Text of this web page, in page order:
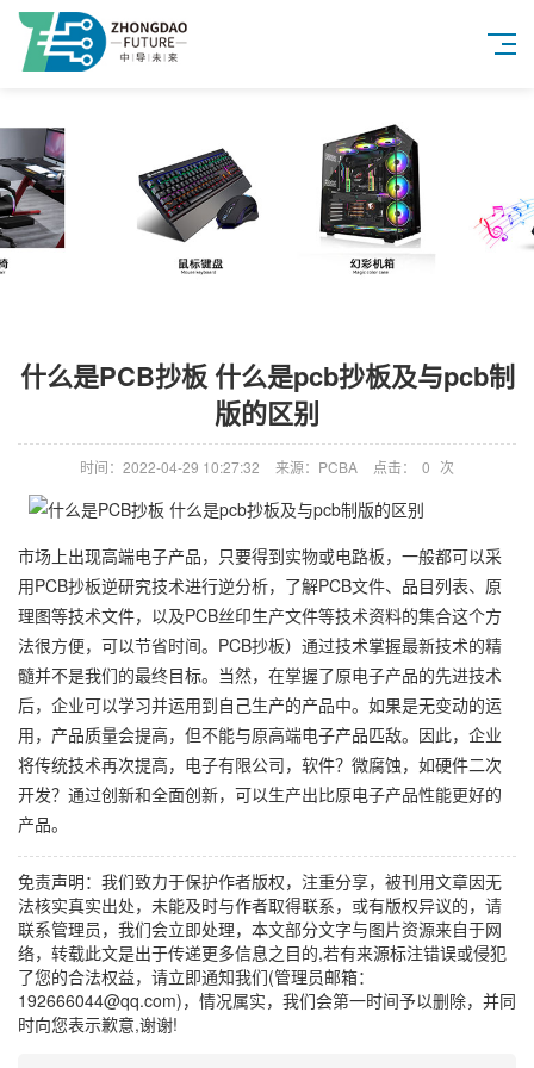
什么是PCB抄板 什么是pcb抄板及与pcb制
版的区别
时间：2022-04-29 10:27:32 来源：PCBA 点击： 0 次
市场上出现高端电子产品，只要得到实物或电路板，一般都可以采
用PCB抄板逆研究技术进行逆分析，了解PCB文件、品目列表、原
理图等技术文件，以及PCB丝印生产文件等技术资料的集合这个方
法很方便，可以节省时间。PCB抄板）通过技术掌握最新技术的精
髓并不是我们的最终目标。当然，在掌握了原电子产品的先进技术
后，企业可以学习并运用到自己生产的产品中。如果是无变动的运
用，产品质量会提高，但不能与原高端电子产品匹敌。因此，企业
将传统技术再次提高，电子有限公司，软件？微腐蚀，如硬件二次
开发？通过创新和全面创新，可以生产出比原电子产品性能更好的
产品。
免责声明：我们致力于保护作者版权，注重分享，被刊用文章因无
法核实真实出处，未能及时与作者取得联系，或有版权异议的，请
联系管理员，我们会立即处理，本文部分文字与图片资源来自于网
络，转载此文是出于传递更多信息之目的,若有来源标注错误或侵犯
了您的合法权益，请立即通知我们(管理员邮箱：
192666044@qq.com)，情况属实，我们会第一时间予以删除，并同
时向您表示歉意,谢谢!